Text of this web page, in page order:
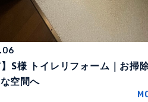
S様 トイレリフォーム｜お掃
空間へ